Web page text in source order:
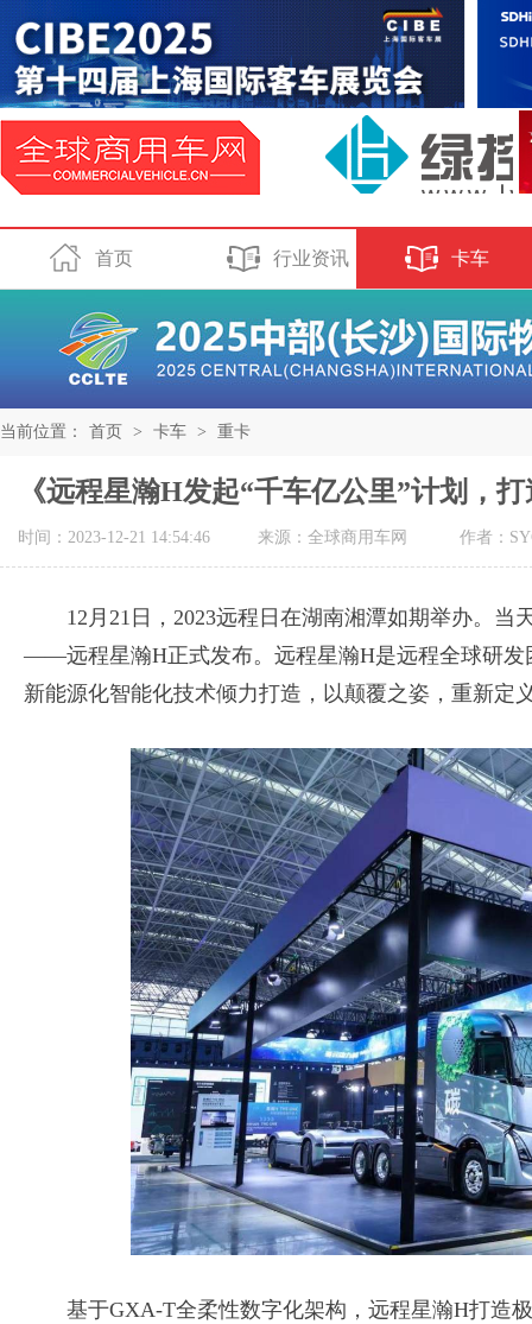
首页 行业资讯 卡车
当前位置： 首页 > 卡车 > 重卡
《远程星瀚H发起“千车亿公里”计划，
时间：2023-12-21 14:54:46 来源：全球商用车网 作者：
12月21日，2023远程日在湖南湘潭如期举办。当
——远程星瀚H正式发布。远程星瀚H是远程全球研发
新能源化智能化技术倾力打造，以颠覆之姿，重新定
基于GXA-T全柔性数字化架构，远程星瀚H打造